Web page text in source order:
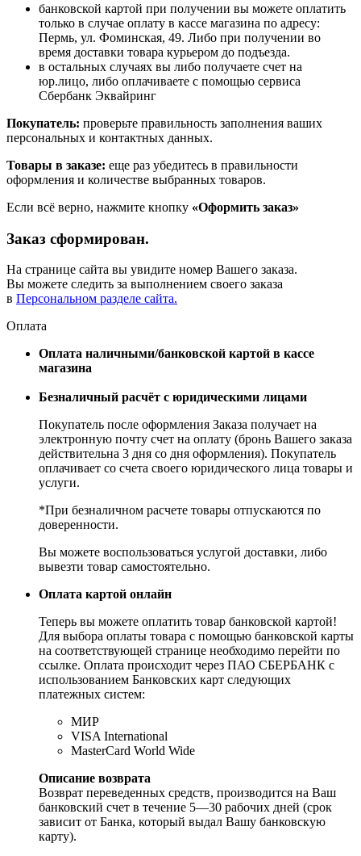
банковской картой при получении вы можете оплатить
только в случае оплату в кассе магазина по адресу:
Пермь, ул. Фоминская, 49. Либо при получении во
время доставки товара курьером до подъезда.
в остальных случаях вы либо получаете счет на
юр.лицо, либо оплачиваете с помощью сервиса
Сбербанк Эквайринг
Покупатель: проверьте правильность заполнения ваших
персональных и контактных данных.
Товары в заказе: еще раз убедитесь в правильности
оформления и количестве выбранных товаров.
Если всё верно, нажмите кнопку «Оформить заказ»
Заказ сформирован.
На странице сайта вы увидите номер Вашего заказа.
Вы можете следить за выполнением своего заказа
в Персональном разделе сайта.
Оплата
Оплата наличными/банковской картой в кассе
магазина
Безналичный расчёт с юридическими лицами
Покупатель после оформления Заказа получает на
электронную почту счет на оплату (бронь Вашего заказа
действительна 3 дня со дня оформления). Покупатель
оплачивает со счета своего юридического лица товары и
услуги.
*При безналичном расчете товары отпускаются по
доверенности.
Вы можете воспользоваться услугой доставки, либо
вывезти товар самостоятельно.
Оплата картой онлайн
Теперь вы можете оплатить товар банковской картой!
Для выбора оплаты товара с помощью банковской карты
на соответствующей странице необходимо перейти по
ссылке. Оплата происходит через ПАО СБЕРБАНК с
использованием Банковских карт следующих
платежных систем:
МИР
VISA International
MasterCard World Wide
Описание возврата
Возврат переведенных средств, производится на Ваш
банковский счет в течение 5—30 рабочих дней (срок
зависит от Банка, который выдал Вашу банковскую
карту).